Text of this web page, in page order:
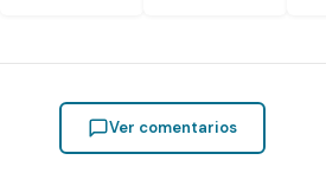
Ver comentarios